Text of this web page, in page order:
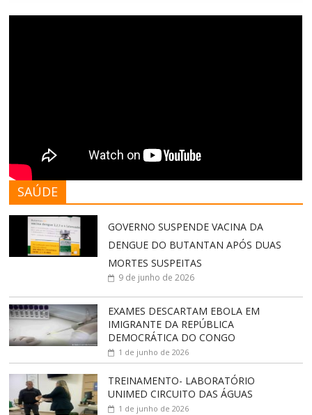
SAÚDE
GOVERNO SUSPENDE VACINA DA
DENGUE DO BUTANTAN APÓS DUAS
MORTES SUSPEITAS
9 de junho de 2026
EXAMES DESCARTAM EBOLA EM
IMIGRANTE DA REPÚBLICA
DEMOCRÁTICA DO CONGO
1 de junho de 2026
TREINAMENTO- LABORATÓRIO
UNIMED CIRCUITO DAS ÁGUAS
1 de junho de 2026